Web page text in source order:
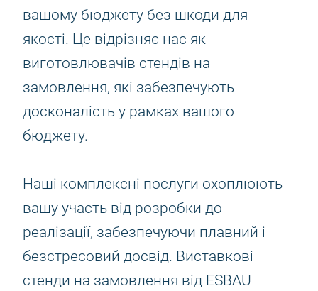
вашому бюджету без шкоди для
якості. Це відрізняє нас як
виготовлювачів стендів на
замовлення, які забезпечують
досконалість у рамках вашого
бюджету.
Наші комплексні послуги охоплюють
вашу участь від розробки до
реалізації, забезпечуючи плавний і
безстресовий досвід. Виставкові
стенди на замовлення від ESBAU